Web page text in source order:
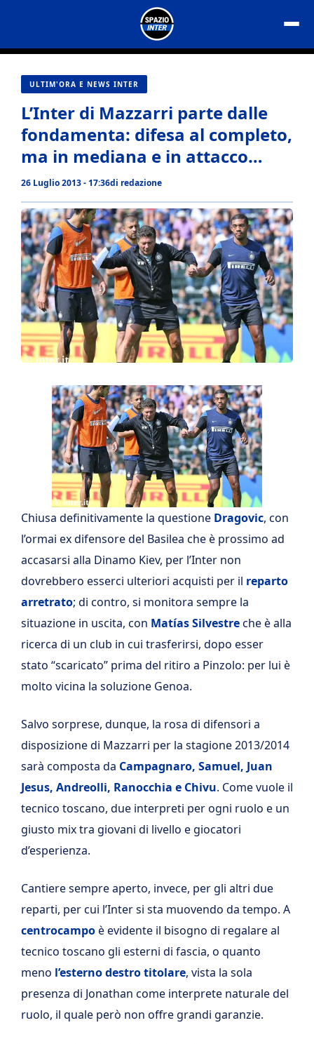
contenuto
ULTIM'ORA E NEWS INTER
L’Inter di Mazzarri parte dalle
fondamenta: difesa al completo,
ma in mediana e in attacco…
26 Luglio 2013 - 17:36di redazione
Chiusa definitivamente la questione Dragovic, con
l’ormai ex difensore del Basilea che è prossimo ad
accasarsi alla Dinamo Kiev, per l’Inter non
dovrebbero esserci ulteriori acquisti per il reparto
arretrato; di contro, si monitora sempre la
situazione in uscita, con Matías Silvestreche è alla
ricerca di un club in cui trasferirsi, dopo esser
stato “scaricato” prima del ritiro a Pinzolo: per lui è
molto vicina la soluzione Genoa.
Salvo sorprese, dunque, la rosa di difensori a
disposizione di Mazzarri per la stagione 2013/2014
sarà composta da Campagnaro, Samuel, Juan
Jesus, Andreolli, Ranocchia e Chivu. Come vuole il
tecnico toscano, due interpreti per ogni ruolo e un
giusto mix tra giovani di livello e giocatori
d’esperienza.
Cantiere sempre aperto, invece, per gli altri due
reparti, per cui l’Inter si sta muovendo da tempo. A
centrocampoè evidente il bisogno di regalare al
tecnico toscano gli esterni di fascia, o quanto
meno l’esterno destro titolare, vista la sola
presenza di Jonathan come interprete naturale del
ruolo, il quale però non offre grandi garanzie.